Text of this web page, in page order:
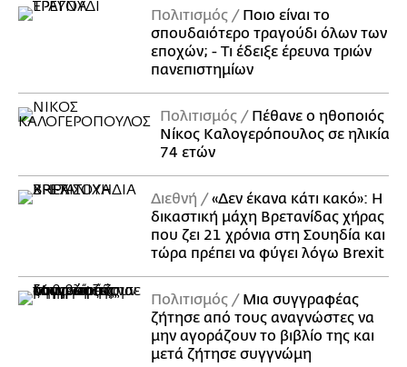
Πολιτισμός
Ποιο είναι το
σπουδαιότερο τραγούδι όλων των
εποχών; - Τι έδειξε έρευνα τριών
πανεπιστημίων
Πολιτισμός
Πέθανε ο ηθοποιός
Νίκος Καλογερόπουλος σε ηλικία
74 ετών
Διεθνή
«Δεν έκανα κάτι κακό»: Η
δικαστική μάχη Βρετανίδας χήρας
που ζει 21 χρόνια στη Σουηδία και
τώρα πρέπει να φύγει λόγω Brexit
Πολιτισμός
Μια συγγραφέας
ζήτησε από τους αναγνώστες να
μην αγοράζουν το βιβλίο της και
μετά ζήτησε συγγνώμη